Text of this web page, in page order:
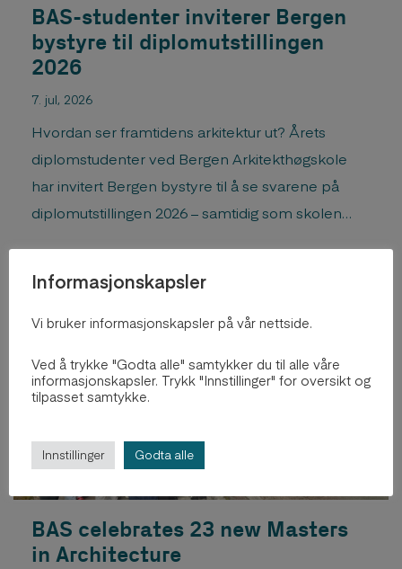
BAS-studenter inviterer Bergen
bystyre til diplomutstillingen
2026
7. jul, 2026
Hvordan ser framtidens arkitektur ut? Årets
diplomstudenter ved Bergen Arkitekthøgskole
har invitert Bergen bystyre til å se svarene på
diplomutstillingen 2026 – samtidig som skolen
BAS celebrates 23 new Masters
in Architecture
Informasjonskapsler
Vi bruker informasjonskapsler på vår nettside.
Ved å trykke "Godta alle" samtykker du til alle våre
informasjonskapsler. Trykk "Innstillinger" for oversikt og
tilpasset samtykke.
Innstillinger Godta alle